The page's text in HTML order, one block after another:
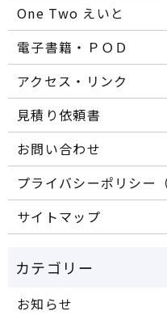
One Two えいと
電子書籍・ＰＯＤ
アクセス・リンク
見積り依頼書
お問い合わせ
プライバシーポリシー
サイトマップ
お知らせ